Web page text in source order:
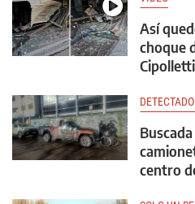
Así
choque
Cipolletti
centro